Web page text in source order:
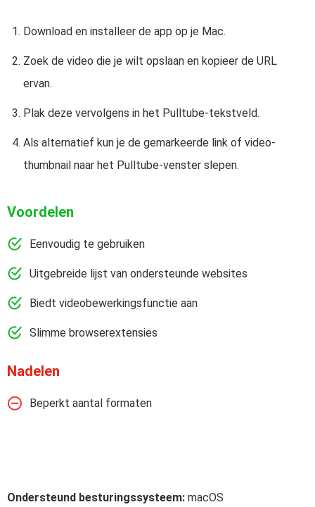
Download en installeer de app op je Mac.
Zoek de video die je wilt opslaan en kopieer de URL
ervan.
Plak deze vervolgens in het Pulltube-tekstveld.
Als alternatief kun je de gemarkeerde link of video-
thumbnail naar het Pulltube-venster slepen.
Voordelen
Eenvoudig te gebruiken
Uitgebreide lijst van ondersteunde websites
Biedt videobewerkingsfunctie aan
Slimme browserextensies
Nadelen
Beperkt aantal formaten
Ondersteund besturingssysteem: macOS